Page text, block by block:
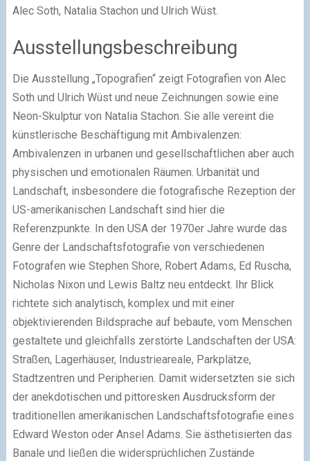
Alec Soth, Natalia Stachon und Ulrich Wüst.
Ausstellungsbeschreibung
Die Ausstellung „Topografien“ zeigt Fotografien von Alec
Soth und Ulrich Wüst und neue Zeichnungen sowie eine
Neon-Skulptur von Natalia Stachon. Sie alle vereint die
künstlerische Beschäftigung mit Ambivalenzen:
Ambivalenzen in urbanen und gesellschaftlichen aber auch
physischen und emotionalen Räumen. Urbanität und
Landschaft, insbesondere die fotografische Rezeption der
US-amerikanischen Landschaft sind hier die
Referenzpunkte. In den USA der 1970er Jahre wurde das
Genre der Landschaftsfotografie von verschiedenen
Fotografen wie Stephen Shore, Robert Adams, Ed Ruscha,
Nicholas Nixon und Lewis Baltz neu entdeckt. Ihr Blick
richtete sich analytisch, komplex und mit einer
objektivierenden Bildsprache auf bebaute, vom Menschen
gestaltete und gleichfalls zerstörte Landschaften der USA:
Straßen, Lagerhäuser, Industrieareale, Parkplätze,
Stadtzentren und Peripherien. Damit widersetzten sie sich
der anekdotischen und pittoresken Ausdrucksform der
traditionellen amerikanischen Landschaftsfotografie eines
Edward Weston oder Ansel Adams. Sie ästhetisierten das
Banale und ließen die widersprüchlichen Zustände